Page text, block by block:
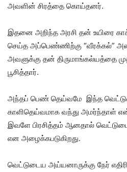
அவளின் சிரத்தை கொய்தனர்.
இதனை அறிந்த அரசி தன் உயிரை
செய்த அப்பெண்ணிற்கு “வீரக்கல்”
அவளுக்கு தன் திருமாங்கல்யத்தை
பூசித்தார்.
அந்தப் பெண் தெய்வமே இந்த
காளிதெய்வமாக வந்து அமர்ந்தாள்
இவளே பிரசித்தம் ஆனதால்
என அழைக்கபடுகிறது.
வெட்டுடைய அய்யனாருக்கு நேர்